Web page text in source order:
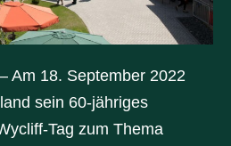
Am 18. September 2022
sein 60-jähriges
Tag zum Thema